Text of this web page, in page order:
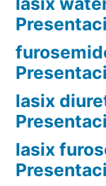
lasix
lasix